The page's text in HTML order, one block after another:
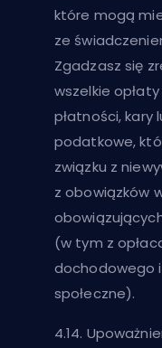
które mogą
ze
Zgadzasz się
wszelkie
płatności, kary
podatkowe,
związku z
z obowiązków
(w tym z
dochodowego
społeczne).
4.14.